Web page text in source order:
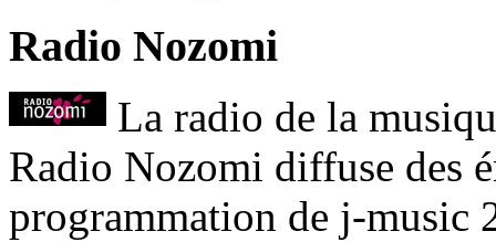
Radio Nozomi
La radio de la
Radio Nozomi diffuse des
programmation de j-music